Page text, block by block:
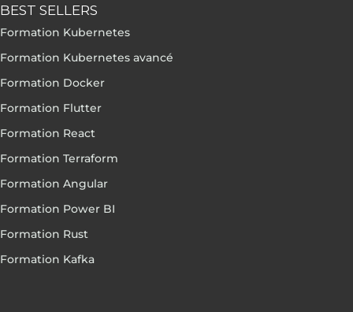
BEST SELLERS
Formation Kubernetes
Formation Kubernetes avancé
Formation Docker
Formation Flutter
Formation React
Formation Terraform
Formation Angular
Formation Power BI
Formation Rust
Formation Kafka